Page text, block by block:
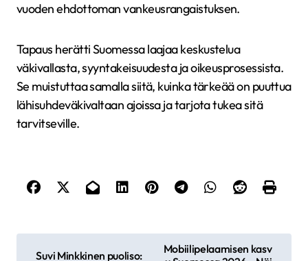
vuoden ehdottoman vankeusrangaistuksen.
Tapaus herätti Suomessa laajaa keskustelua
väkivallasta, syyntakeisuudesta ja oikeusprosessista.
Se muistuttaa samalla siitä, kuinka tärkeää on puuttua
lähisuhdeväkivaltaan ajoissa ja tarjota tukea sitä
tarvitseville.
Suvi Minkkinen puoliso:
Mobiilipelaamisen kasv